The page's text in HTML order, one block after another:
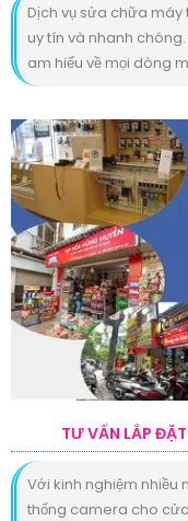
Dịch vụ sửa chữa máy
uy tín và nhanh
am hiểu về mọi dòng
TƯ VẤN LẮP
Với kinh nghiệm nhiều
thống camera cho